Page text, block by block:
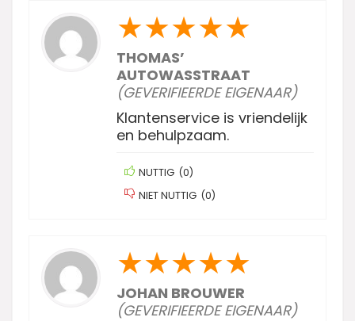
★★★★★
THOMAS’
AUTOWASSTRAAT
(GEVERIFIEERDE EIGENAAR)
Klantenservice is vriendelijk
en behulpzaam.
NUTTIG (0)
NIET NUTTIG (0)
★★★★★
JOHAN BROUWER
(GEVERIFIEERDE EIGENAAR)